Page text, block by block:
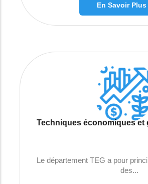
En Savoir Plus
Techniques économiques et
Le département TEG a pour
des...